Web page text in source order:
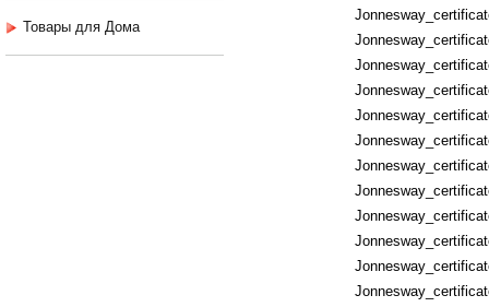
Товары для Дома